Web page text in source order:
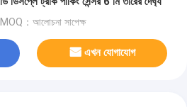
MOQ：আলোচনা সাপেক্ষ
এখন যোগাযোগ